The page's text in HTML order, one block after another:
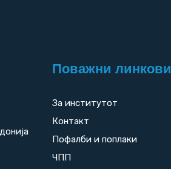
Поважни линкови
За институтот
Контакт
Пофалби и поплаки
ЧПП